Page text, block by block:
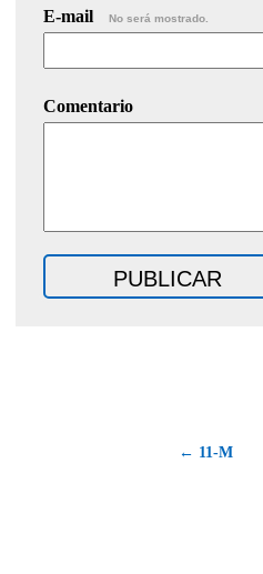
E-mail No será mostrado.
Comentario
← 11-M